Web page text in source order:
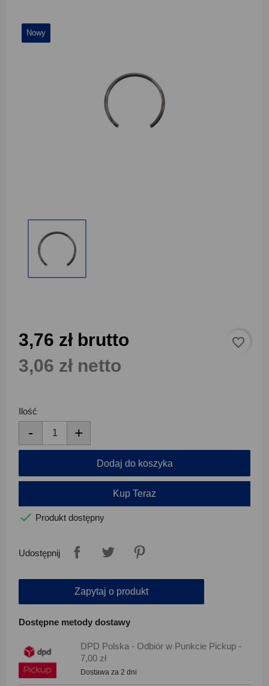
Nowy
3,76 zł brutto
3,06 zł netto
Ilość
+
-
Dodaj do koszyka
Kup Teraz
favorite_border
 Produkt dostępny
Udostępnij
Zapytaj o produkt
Dostępne metody dostawy
DPD Polska - Odbiór w Punkcie Pickup -
7,00 zł
Dostawa za 2 dni